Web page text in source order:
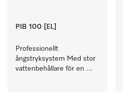
PIB 100 [EL]
Professionellt
ångstryksystem Med stor
vattenbehållare för en